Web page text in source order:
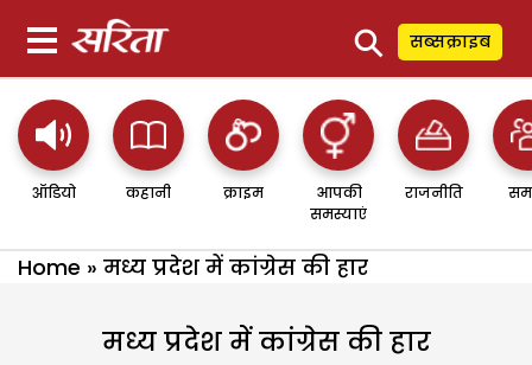
⚲ सब्सक्राइब
ऑडियो कहानी क्राइम
आपकी
समस्याएं
राजनीति
Home » मध्य प्रदेश में कांग्रेस की हार
मध्य प्रदेश में कांग्रेस की हार